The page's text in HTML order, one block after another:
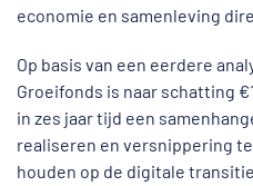
economie en samenleving
Op basis van een eerdere
Groeifonds is naar schatting
in zes jaar tijd een
realiseren en versnippering
houden op de digitale